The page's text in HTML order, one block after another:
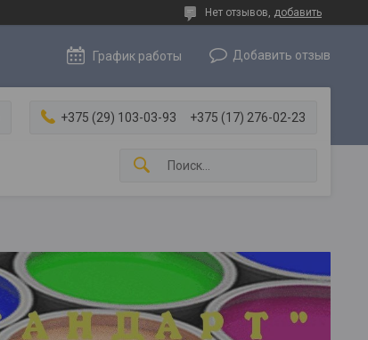
Нет отзывов, добавить
График работы Добавить отзыв
+375 (29) 103-03-93 +375 (17) 276-02-23